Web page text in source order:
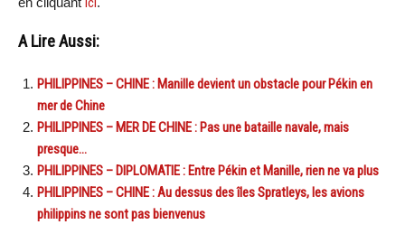
A Lire Aussi:
PHILIPPINES – CHINE : Manille devient un obstacle pour Pékin en
mer de Chine
PHILIPPINES – MER DE CHINE : Pas une bataille navale, mais
presque…
PHILIPPINES – DIPLOMATIE : Entre Pékin et Manille, rien ne va plus
PHILIPPINES – CHINE : Au dessus des îles Spratleys, les avions
philippins ne sont pas bienvenus